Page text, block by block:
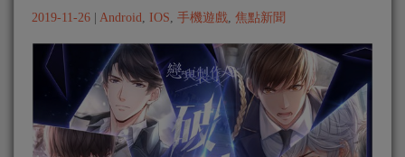
2019-11-26 Android IOS 手機遊戲 焦點新聞